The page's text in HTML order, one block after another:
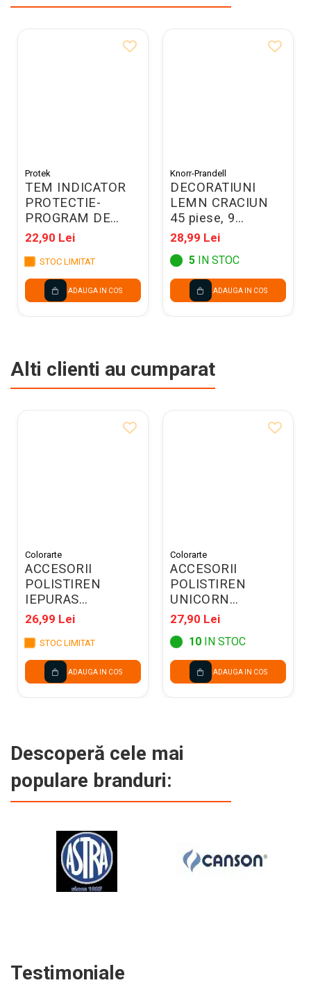
Protek
TEM INDICATOR
PROTECTIE-
PROGRAM DE
LUCRU 803205
22,90 Lei
STOC LIMITAT
ADAUGA IN COS
Knorr-Prandell
DECORATIUNI
LEMN CRACIUN
45 piese, 9
modele, 3cm
18521106
28,99 Lei
5 IN STOC
ADAUGA IN COS
Alti clienti au cumparat
Colorarte
ACCESORII
POLISTIREN
IEPURAS
3.5*25.5*12CM
A1378
26,99 Lei
STOC LIMITAT
ADAUGA IN COS
Colorarte
ACCESORII
POLISTIREN
UNICORN
12*18*7CM A1410
27,90 Lei
10 IN STOC
ADAUGA IN COS
Descoperă cele mai
populare branduri:
Testimoniale